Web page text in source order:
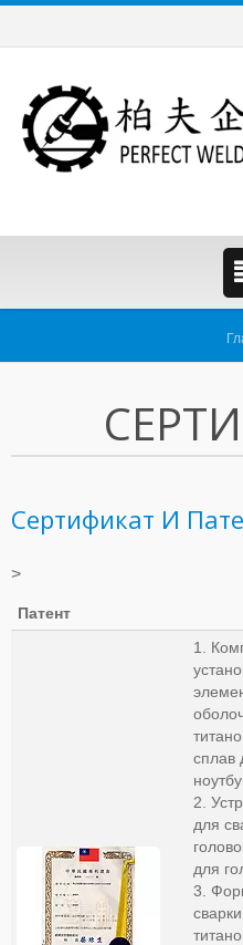
Сертификат И
>
Патент
1.
сплав
2.
для
для
3.
сварки